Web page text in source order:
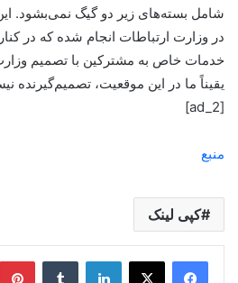
شامل بسته‌های زیر دو‌ گیگ‌ نمی‌بشود.
در وزارت ارتباطات انجام شده که در
خدمات خاص به مشترکین با تصمیم
یقیناً ما در این موقعیت، تصمیم‌گیرنده
[ad_2]
منبع
کپی لینک